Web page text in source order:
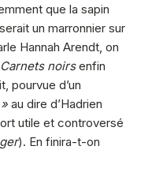
que la sapin
un marronnier sur
Hannah Arendt, on
Carnets noirsenfin
pourvue d’un
au dire d’Hadrien
utile et controversé
). En finira-t-on